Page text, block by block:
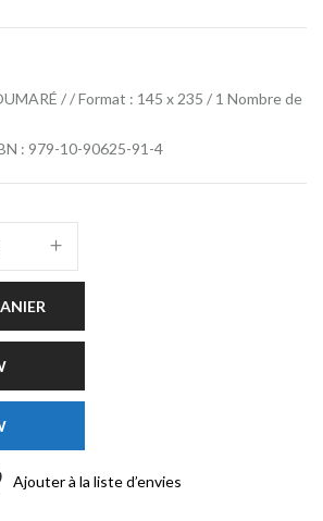
/ / Format : 145 x 235 / 1 Nombre de
: 979-10-90625-91-4
Ajouter à la liste d’envies